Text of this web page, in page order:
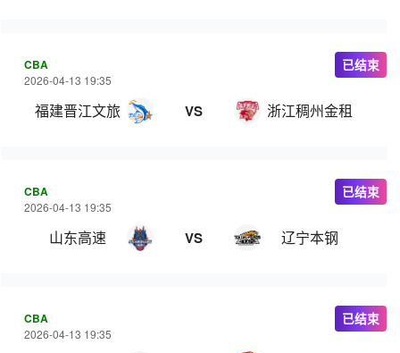
CBA
2026-04-13 19:35
福建晋江文旅 VS 浙江稠州金租
已结束
CBA
2026-04-13 19:35
山东高速 VS 辽宁本钢
已结束
CBA
2026-04-13 19:35
已结束